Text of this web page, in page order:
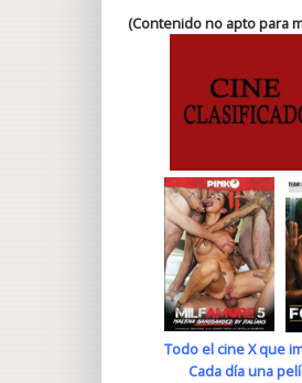
(Contenido no apto para
Todo el cine X que
Cada día una